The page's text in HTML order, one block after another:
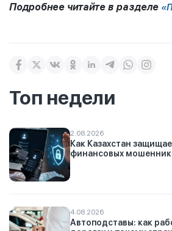
Подробнее читайте в разделе
Топ недели
2.08.2026
Как Казахстан
финансовых
4.08.2026
Автоподставы: как